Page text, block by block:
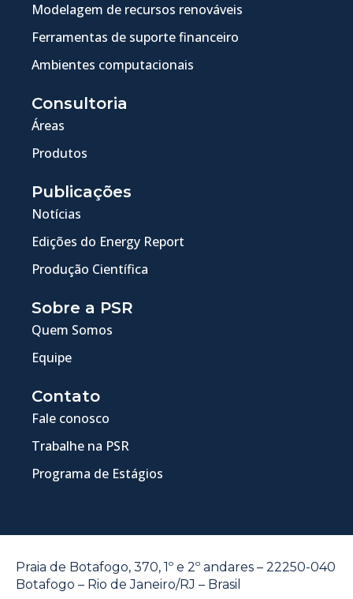
Modelagem de recursos renováveis
Ferramentas de suporte financeiro
Ambientes computacionais
Consultoria
Áreas
Produtos
Publicações
Notícias
Edições do Energy Report
Produção Científica
Sobre a PSR
Quem Somos
Equipe
Contato
Fale conosco
Trabalhe na PSR
Programa de Estágios
Praia de Botafogo, 370, 1º e 2º andares – 22250-040
Botafogo – Rio de Janeiro/RJ – Brasil